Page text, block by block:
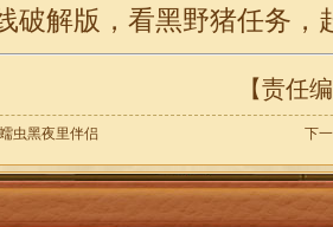
破解版，看黑野猪任务，
【责任
虫黑夜里伴侣 下